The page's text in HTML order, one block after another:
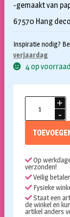
-gemaakt van
67570 Hang
Inspiratie nodig?
verjaardag
4 op voorraad
Hangdecoratie
Elegant
jaar
5st
aantal
Op
verzonden!
Veilig betalen
Fysieke
Staat een
de winkel en
artikel anders